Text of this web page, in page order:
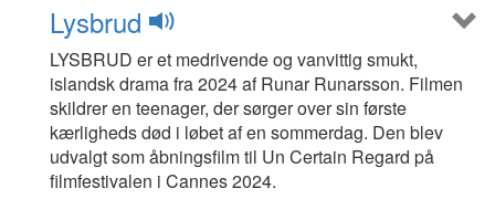
Lysbrud
LYSBRUD er et medrivende og vanvittig smukt,
islandsk drama fra 2024 af Runar Runarsson. Filmen
skildrer en teenager, der sørger over sin første
kærligheds død i løbet af en sommerdag. Den blev
udvalgt som åbningsfilm til Un Certain Regard på
filmfestivalen i Cannes 2024.